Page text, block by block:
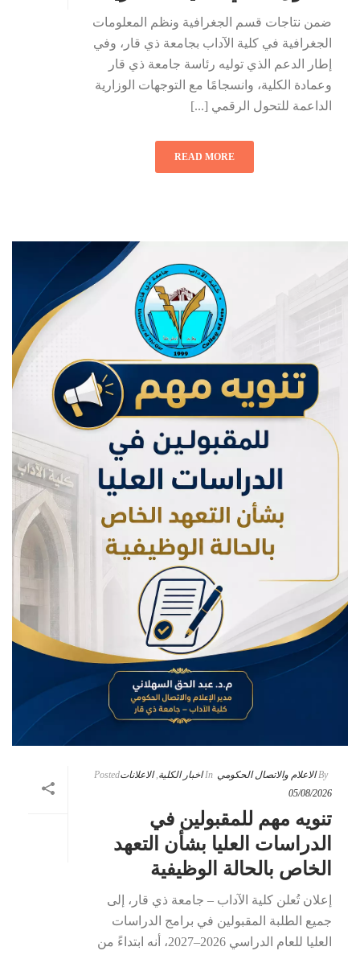
ضمن نتاجات قسم الجغرافية ونظم المعلومات
الجغرافية في كلية الآداب بجامعة ذي قار، وفي
إطار الدعم الذي توليه رئاسة جامعة ذي قار
وعمادة الكلية، وانسجامًا مع التوجهات الوزارية
الداعمة للتحول الرقمي [...]
READ MORE
By الاعلام والاتصال الحكومي In اخبار الكلية,الاعلاناتPosted
05/08/2026
تنويه مهم للمقبولين في
الدراسات العليا بشأن التعهد
الخاص بالحالة الوظيفية
إعلان تُعلن كلية الآداب – جامعة ذي قار، إلى
جميع الطلبة المقبولين في برامج الدراسات
العليا للعام الدراسي 2026–2027، أنه ابتداءً من